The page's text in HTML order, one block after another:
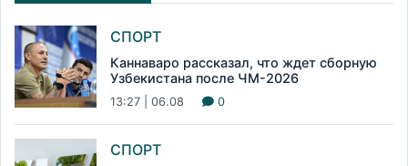
СПОРТ
Каннаваро рассказал, что ждет сборную
Узбекистана после ЧМ-2026
13:27 | 06.08 0
СПОРТ